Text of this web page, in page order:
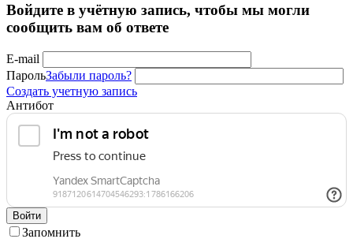
Войдите в учётную запись, чтобы мы могли
сообщить вам об ответе
E-mail
ПарольЗабыли пароль?
Создать учетную запись
Антибот
Войти
Запомнить